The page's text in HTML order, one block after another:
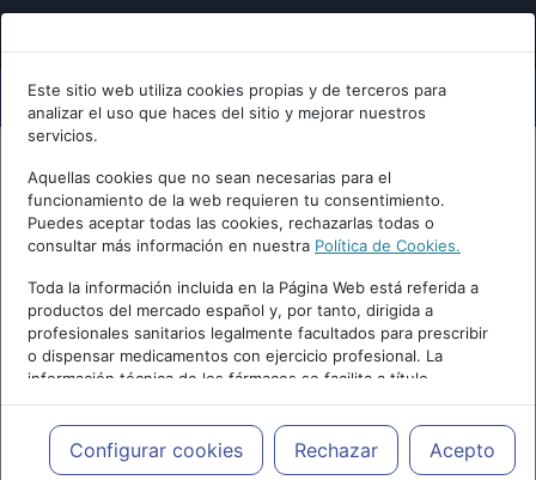
Este sitio web utiliza cookies propias y de terceros para
analizar el uso que haces del sitio y mejorar nuestros
servicios.
Aquellas cookies que no sean necesarias para el
funcionamiento de la web requieren tu consentimiento.
Puedes aceptar todas las cookies, rechazarlas todas o
consultar más información en nuestra Política de Cookies.
Toda la información incluida en la Página Web está referida a
productos del mercado español y, por tanto, dirigida a
profesionales sanitarios legalmente facultados para prescribir
o dispensar medicamentos con ejercicio profesional. La
información técnica de los fármacos se facilita a título
meramente informativo, siendo responsabilidad de los
profesionales facultados prescribir medicamentos y decidir, en
cada caso concreto, el tratamiento más adecuado a las
necesidades del paciente.
Configurar cookies Rechazar Acepto
PUBLICIDAD